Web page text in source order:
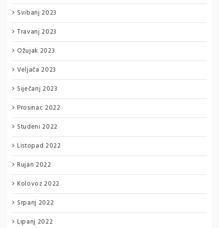
Svibanj 2023
Travanj 2023
Ožujak 2023
Veljača 2023
Siječanj 2023
Prosinac 2022
Studeni 2022
Listopad 2022
Rujan 2022
Kolovoz 2022
Srpanj 2022
Lipanj 2022